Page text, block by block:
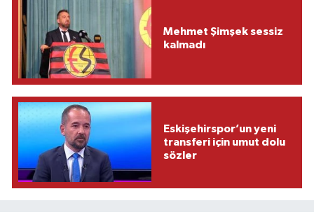
Mehmet Şimşek sessiz
kalmadı
Eskişehirspor’un yeni
transferi için umut dolu
sözler